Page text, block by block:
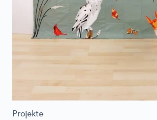
Projekte